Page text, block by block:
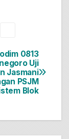
0813
Uji
Jasmani
PSJM
Blok